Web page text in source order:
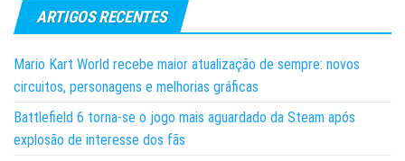
ARTIGOS RECENTES
Mario Kart World recebe maior atualização de sempre: novos
circuitos, personagens e melhorias gráficas
Battlefield 6 torna-se o jogo mais aguardado da Steam após
explosão de interesse dos fãs